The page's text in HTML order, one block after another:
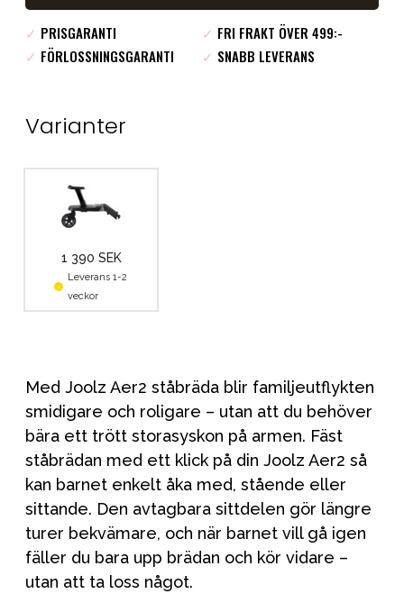
✓ PRISGARANTI ✓ FRI FRAKT ÖVER 499:-
✓ FÖRLOSSNINGSGARANTI ✓ SNABB LEVERANS
Varianter
1 390 SEK
Leverans 1-2
veckor
Med Joolz Aer2 ståbräda blir familjeutflykten
smidigare och roligare – utan att du behöver
bära ett trött storasyskon på armen. Fäst
ståbrädan med ett klick på din Joolz Aer2 så
kan barnet enkelt åka med, stående eller
sittande. Den avtagbara sittdelen gör längre
turer bekvämare, och när barnet vill gå igen
fäller du bara upp brädan och kör vidare –
utan att ta loss något.